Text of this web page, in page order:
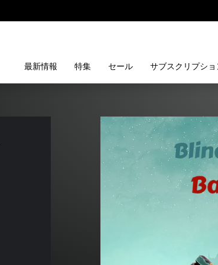
最新情報 特集 セール サブスクリプショ